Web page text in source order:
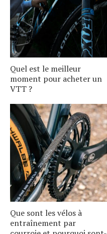
Quel est le meilleur
moment pour acheter un
VTT ?
Que sont les vélos à
entraînement par